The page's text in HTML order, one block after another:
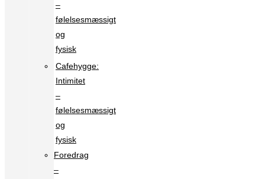
–
følelsesmæssigt
og
fysisk
Cafehygge:
Intimitet
–
følelsesmæssigt
og
fysisk
Foredrag
–